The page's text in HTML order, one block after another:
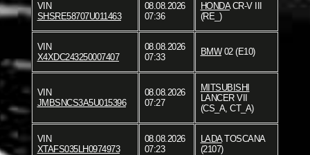
VIN
SHSRE58707U011463
08.08.2026
07:36
HONDACR-V III
(RE_)
VIN
X4XDC243250007407
08.08.2026
07:33
BMW02 (E10)
VIN
JMBSNCS3A5U015396
08.08.2026
07:27
MITSUBISHI
LANCER VII
(CS_A, CT_A)
VIN
XTAFS035LH0974973
08.08.2026
07:23
LADATOSCANA
(2107)